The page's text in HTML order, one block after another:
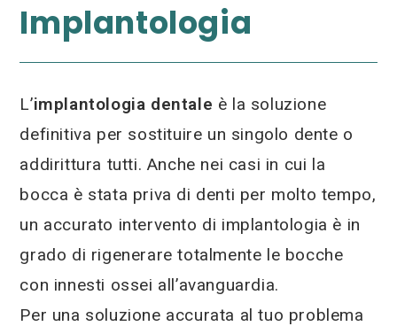
Implantologia
L’implantologia dentale è la soluzione
definitiva per sostituire un singolo dente o
addirittura tutti. Anche nei casi in cui la
bocca è stata priva di denti per molto tempo,
un accurato intervento di implantologia è in
grado di rigenerare totalmente le bocche
con innesti ossei all’avanguardia.
Per una soluzione accurata al tuo problema